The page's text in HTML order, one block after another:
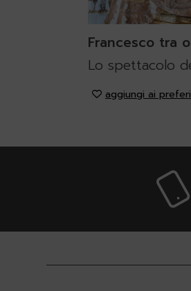
Francesco tra
Lo spettacolo
aggiungi ai